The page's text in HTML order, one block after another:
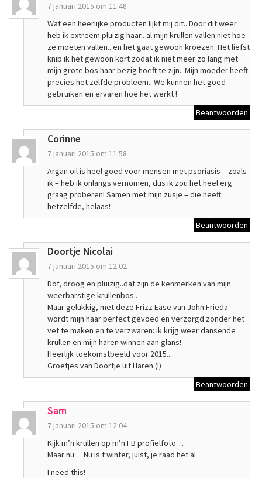
7 januari 2015 om 11:48
Wat een heerlijke producten lijkt mij dit.. Door dit weer
heb ik extreem pluizig haar.. al mijn krullen vallen niet hoe
ze moeten vallen.. en het gaat gewoon kroezen. Het liefst
knip ik het gewoon kort zodat ik niet meer zo lang met
mijn grote bos haar bezig hoeft te zijn.. Mijn moeder heeft
precies het zelfde probleem.. We kunnen het goed
gebruiken en ervaren hoe het werkt !
Beantwoorden
Corinne
7 januari 2015 om 11:58
Argan oil is heel goed voor mensen met psoriasis – zoals
ik – heb ik onlangs vernomen, dus ik zou het heel erg
graag proberen! Samen met mijn zusje – die heeft
hetzelfde, helaas!
Beantwoorden
Doortje Nicolai
7 januari 2015 om 12:02
Dof, droog en pluizig..dat zijn de kenmerken van mijn
weerbarstige krullenbos..
Maar gelukkig, met deze Frizz Ease van John Frieda
wordt mijn haar perfect gevoed en verzorgd zonder het
vet te maken en te verzwaren: ik krijg weer dansende
krullen en mijn haren winnen aan glans!
Heerlijk toekomstbeeld voor 2015..
Groetjes van Doortje uit Haren (!)
Beantwoorden
Sam
7 januari 2015 om 12:04
Kijk m’n krullen op m’n FB profielfoto…
Maar nu… Nu is t winter, juist, je raad het al
I need this!